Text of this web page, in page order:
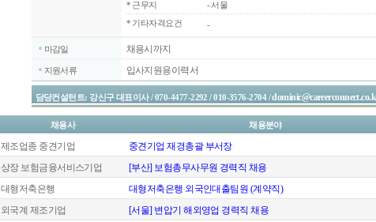
* 근무지
- 서울
* 기타자격요건
-
마감일 채용시까지
지원서류 입사지원용이력서
담당컨설턴트: 강신구 대표이사 / 070-4477-2292 / 010-3576-2704 /
채용사 채용분야
제조업종 중견기업 중견기업 재경총괄 부서장
상장 보험금융서비스기업 [부산] 보험총무사무원 경력직 채용
대형저축은행 대형저축은행 외국인대출팀원 (계약직)
외국계 제조기업 [서울] 변압기 해외영업 경력직 채용